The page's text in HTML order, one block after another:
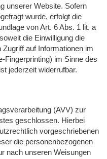
unserer Website. Sofern
wurde, erfolgt die
von Art. 6 Abs. 1 lit. a
die Einwilligung die
auf Informationen im
Fingerprinting) im Sinne des
jederzeit widerrufbar.
(AVV) zur
geschlossen. Hierbei
vorgeschriebenen
die personenbezogenen
nach unseren Weisungen